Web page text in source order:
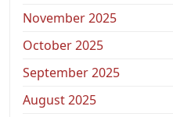
November 2025
October 2025
September 2025
August 2025